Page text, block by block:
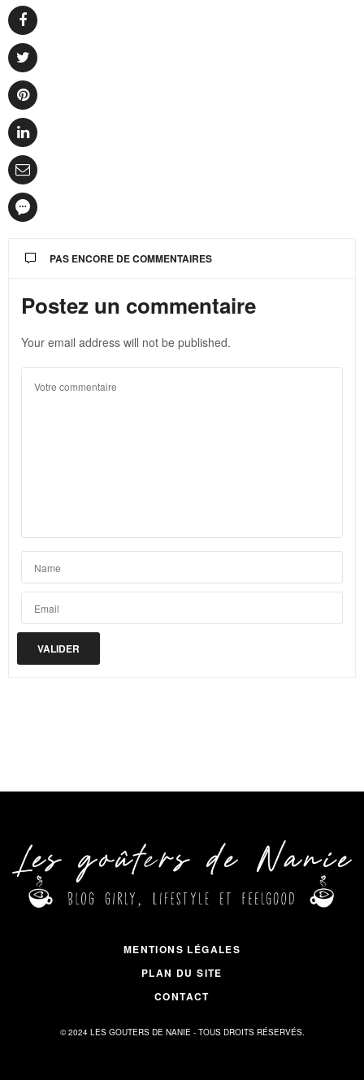
PAS ENCORE DE COMMENTAIRES
Postez un commentaire
Your email address will not be published.
MENTIONS LÉGALES
PLAN DU SITE
CONTACT
© 2024 LES GOUTERS DE NANIE - TOUS DROITS RÉSERVÉS.